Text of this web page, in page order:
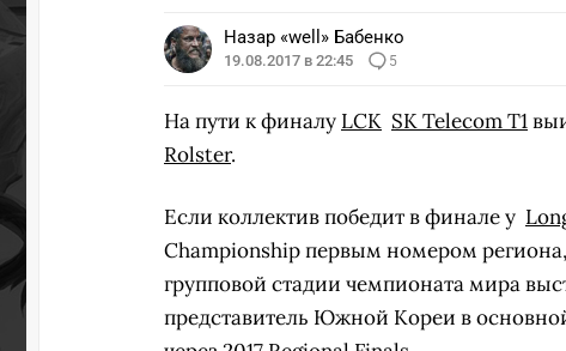
Назар «well» Бабенко
19.08.2017 в 22:45 5
На пути к финалу LCK SK Telecom T1
Rolster.
Если коллектив победит в финале у
Championship первым номером
групповой стадии чемпионата мира
представитель Южной Кореи в